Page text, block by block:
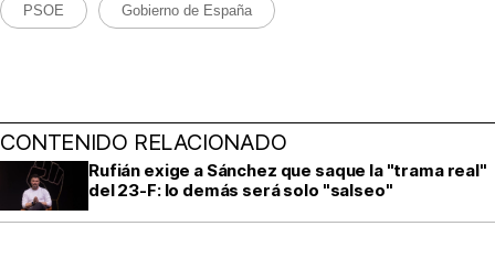
PSOE Gobierno de España
CONTENIDO RELACIONADO
Rufián exige a Sánchez que saque la "trama real"
del 23‑F: lo demás será solo "salseo"